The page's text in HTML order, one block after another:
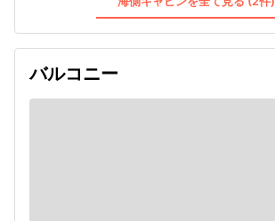
バルコニー